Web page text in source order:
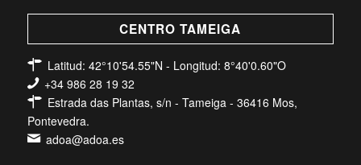
CENTRO TAMEIGA
Latitud: 42°10'54.55"N - Longitud: 8°40'0.60"O
+34 986 28 19 32
Estrada das Plantas, s/n - Tameiga - 36416 Mos,
Pontevedra.
adoa@adoa.es